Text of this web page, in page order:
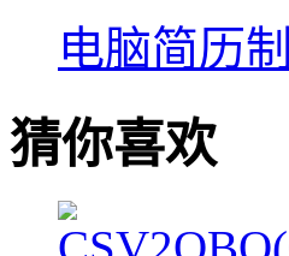
电脑简历
猜你喜欢